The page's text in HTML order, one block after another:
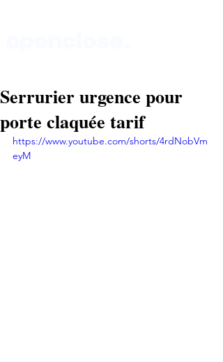
Boutique au 135 rue de Vaugirard 75015 Paris
Serrurier urgence pour
porte claquée tarif
https://www.youtube.com/shorts/4rdNobVm
eyM